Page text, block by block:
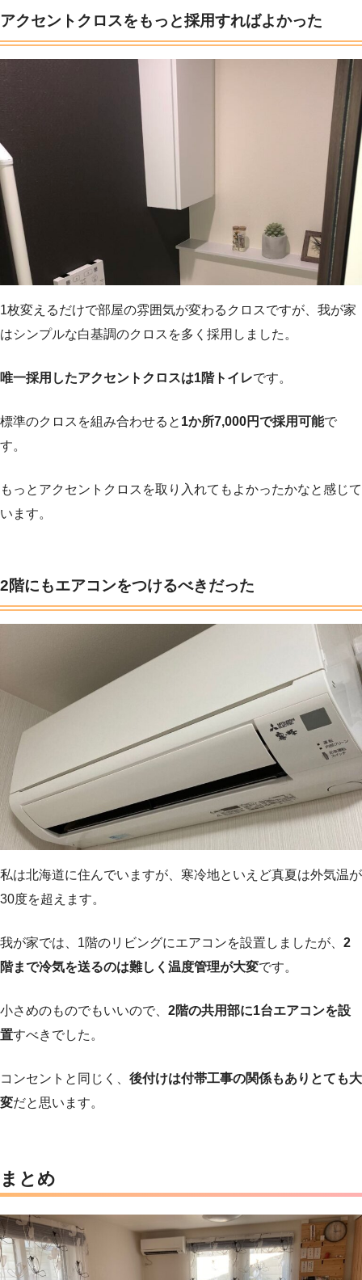
アクセントクロスをもっと採用すればよかった
1枚変えるだけで部屋の雰囲気が変わるクロスですが、我が家
はシンプルな白基調のクロスを多く採用しました。
唯一採用したアクセントクロスは1階トイレです。
標準のクロスを組み合わせると 1か所7,000円で採用可能で
す。
もっとアクセントクロスを取り入れてもよかったかなと感じて
います。
2階にもエアコンをつけるべきだった
私は北海道に住んでいますが、寒冷地といえど真夏は外気温が
30度を超えます。
我が家では、1階のリビングにエアコンを設置しましたが、 2
階まで冷気を送るのは難しく温度管理が大変です。
小さめのものでもいいので、 2階の共用部に1台エアコンを設
置すべきでした。
コンセントと同じく、 後付けは付帯工事の関係もありとても大
変だと思います。
まとめ